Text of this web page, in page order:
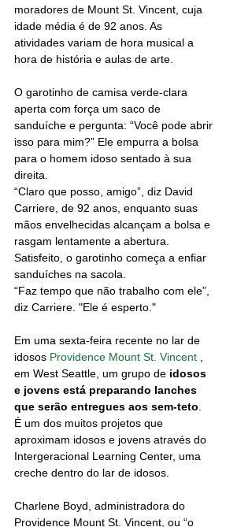
moradores de Mount St. Vincent, cuja
idade média é de 92 anos. As
atividades variam de hora musical a
hora de história e aulas de arte.
O garotinho de camisa verde-clara
aperta com força um saco de
sanduíche e pergunta: “Você pode abrir
isso para mim?” Ele empurra a bolsa
para o homem idoso sentado à sua
direita.
“Claro que posso, amigo”, diz David
Carriere, de 92 anos, enquanto suas
mãos envelhecidas alcançam a bolsa e
rasgam lentamente a abertura.
Satisfeito, o garotinho começa a enfiar
sanduíches na sacola.
“Faz tempo que não trabalho com ele”,
diz Carriere. "Ele é esperto."
Em uma sexta-feira recente no lar de
idosos Providence Mount St. Vincent
em West Seattle, um grupo de idosos
e jovens está preparando lanches
que serão entregues aos sem-teto
É um dos muitos projetos que
aproximam idosos e jovens através do
Intergeracional Learning Center, uma
creche dentro do lar de idosos.
Charlene Boyd, administradora do
Providence Mount St. Vincent, ou “o